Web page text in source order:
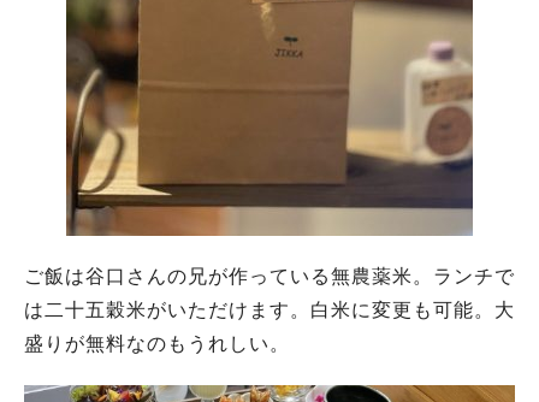
ご飯は谷口さんの兄が作っている無農薬米。ランチで
は二十五穀米がいただけます。白米に変更も可能。大
盛りが無料なのもうれしい。